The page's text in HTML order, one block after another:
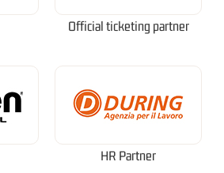
Official ticketing partner
HR Partner